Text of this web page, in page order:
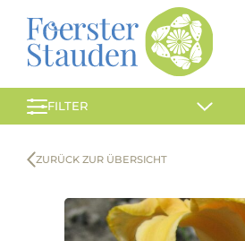
FILTER
ZURÜCK ZUR ÜBERSICHT